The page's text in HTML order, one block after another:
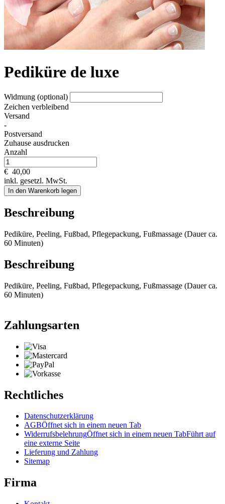
Pediküre de luxe
Widmung (optional)
Zeichen verbleibend
Versand
-
Postversand
Zuhause ausdrucken
Anzahl
€ 40,00
inkl. gesetzl. MwSt.
In den Warenkorb legen
Beschreibung
Pediküre, Peeling, Fußbad, Pflegepackung, Fußmassage (Dauer ca.
60 Minuten)
Beschreibung
Pediküre, Peeling, Fußbad, Pflegepackung, Fußmassage (Dauer ca.
60 Minuten)
Zahlungsarten
Rechtliches
Datenschutzerklärung
AGBÖffnet sich in einem neuen Tab
WiderrufsbelehrungÖffnet sich in einem neuen TabFührt auf
eine externe Seite
Lieferung und Zahlung
Sitemap
Firma